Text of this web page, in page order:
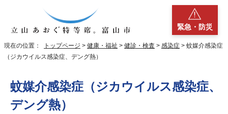
緊急・防災
現在の位置： トップページ > 健康・福祉 > 健診・検査 > 感染症 > 蚊媒介感染症
（ジカウイルス感染症、デング熱）
蚊媒介感染症（ジカウイルス感染症、
デング熱）